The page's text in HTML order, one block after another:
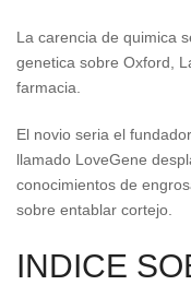
La carencia de quimica
genetica sobre Oxford,
farmacia.
El novio seri­a el
llamado LoveGene
conocimientos de
sobre entablar cortejo.
INDICE